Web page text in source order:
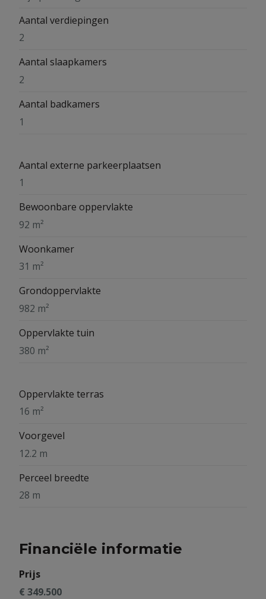
Aantal verdiepingen
2
Aantal slaapkamers
2
Aantal badkamers
1
Aantal externe parkeerplaatsen
1
Bewoonbare oppervlakte
92 m²
Woonkamer
31 m²
Grondoppervlakte
982 m²
Oppervlakte tuin
380 m²
Oppervlakte terras
16 m²
Voorgevel
12.2 m
Perceel breedte
28 m
Financiële informatie
Prijs
€ 349.500